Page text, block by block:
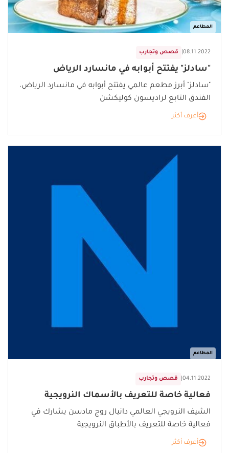
المطاعم
قصص وتجارب 08.11.2022
"سادلز" يفتتح أبوابه في مانسارد الرياض
"سادلز" أبرز مطعم عالمي يفتتح أبوابه في مانسارد الرياض،
الفندق التابع لراديسون كوليكشن
أعرف أكثر
المطاعم
قصص وتجارب 04.11.2022
فعالية خاصة للتعريف بالأسماك النرويجية
الشيف النرويجي العالمي دانيال روج مادسن يشارك في
فعالية خاصة للتعريف بالأطباق النرويجية
أعرف أكثر